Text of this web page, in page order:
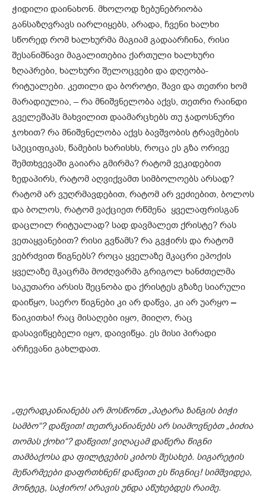
ჭიდილი დაინახონ. მხოლოდ ზებუნებრიობა
განსაზღვრავს იარლიყებს, არადა, ჩვენი ხალხი
სწორედ რომ ხალხურმა მაგიამ გადაარჩინა, რისი
შესანიშნავი მაგალითებია ქართული ხალხური
ზღაპრები, ხალხური შელოცვები და დღეობა-
რიტუალები. კეთილი და ბოროტი, შავი და თეთრი ხომ
მარადიულია, – რა მნიშვნელობა აქვს, თეთრი რაინდი
გველეშაპს მახვილით დაამარცხებს თუ ჯადოსნური
ჯოხით? რა მნიშვნელობა აქვს ბავშვობის ტრავმების
სპეციფიკას, წამების ხარისხს, როცა ეს გზა ორივე
შემთხვევაში გაიარა გმირმა? რატომ ვეკიდებით
ზედაპირს, რატომ აღვიქვამთ სიმბოლოებს არსად?
რატომ არ ვუღრმავდებით, რატომ არ ვეძიებით, ბოლოს
და ბოლოს, რატომ ვაქციეთ რწმენა ყველაფრისგან
დაცლილ რიტუალად? სად დავმალეთ ქრისტე? რას
ვეთაყვანებით? რისი გვწამს? რა გვჭირს და რატომ
ვებრძვით წიგნებს? როცა ყველაზე მკაცრი ეპოქის
ყველაზე მკაცრმა მოძღვარმა გრიგოლ ხანძთელმა
საკუთარი არსის შეცნობა და ქრისტეს გზაზე სიარული
დაიწყო, საერო წიგნები კი არ დაწვა, კი არ უარყო –
წაიკითხა! რაც მისაღები იყო, მიიღო, რაც
დასავიწყებელი იყო, დაივიწყა. ეს მისი პირადი
არჩევანი გახლდათ.
„ფერადკანიანებს არ მოსწონთ „პატარა ზანგის ბიჭი
სამბო“? დაწვით! თეთრკანიანებს არ სიამოვნებთ „ბიძია
თომას ქოხი“? დაწვით! ვიღაცამ დაწერა წიგნი
თამბაქოსა და ფილტვების კიბოს შესახებ. სიგარეტის
მეწარმეები დაფრთხნენ! დაწვით ეს წიგნიც! სიმშვიდეა,
მონტეგ, საჭირო! არავის უნდა აწუხებდეს რაიმე.